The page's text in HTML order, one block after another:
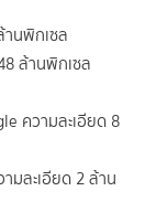
นพิกเซล
ล้านพิกเซล
ความละเอียด 8
มละเอียด 2 ล้าน